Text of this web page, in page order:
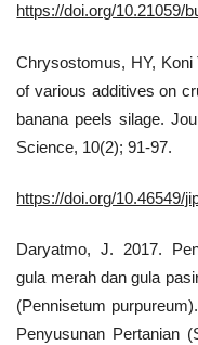
https://doi.org/10.21059/
Chrysostomus, HY, Koni
of various additives on
banana peels silage.
Science, 10(2); 91-97.
https://doi.org/10.46549/
Daryatmo, J. 2017.
gula merah dan gula
(Pennisetum
Penyusunan Pertanian